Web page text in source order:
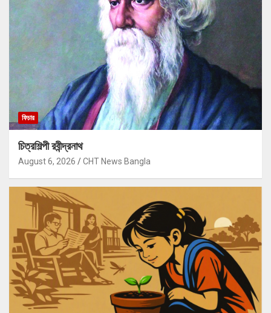
ফিচার
চিত্রশিল্পী রবীন্দ্রনাথ
August 6, 2026 CHT News Bangla